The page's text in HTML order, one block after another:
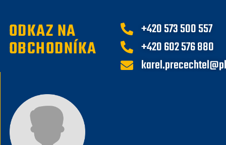
ODKAZ NA
OBCHODNÍKA
+420 573 500 557
+420 602 576 880